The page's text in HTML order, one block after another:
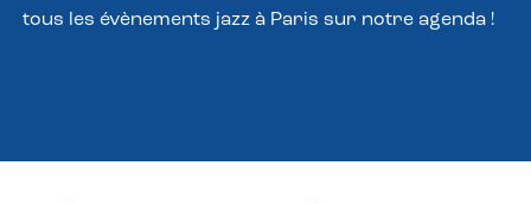
tous les évènements jazz à Paris sur notre agenda !